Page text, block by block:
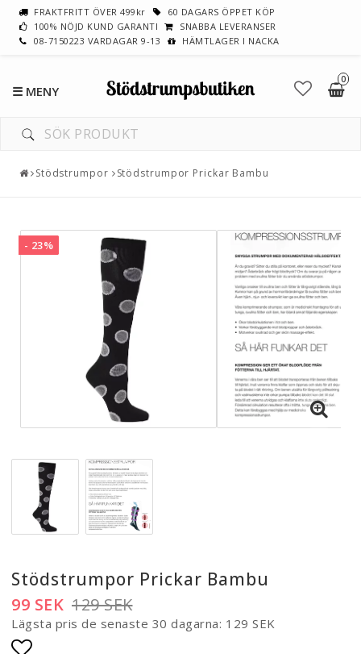
FRAKTFRITT ÖVER 499kr
60 DAGARS ÖPPET KÖP
100% NÖJD KUND GARANTI
SNABBA LEVERANSER
08-7150223 VARDAGAR 9-13
HÄMTLAGER I NACKA
0
Toggle
Stödstrumpor Stödstrumpor Prickar Bambu
- 23%
Stödstrumpor Prickar Bambu
129 SEK
99 SEK
Lägsta pris de senaste 30 dagarna 129 SEK